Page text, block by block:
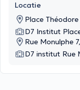
Locatie
Place
D7 Institut
Rue Monulphe
D7 institut Rue